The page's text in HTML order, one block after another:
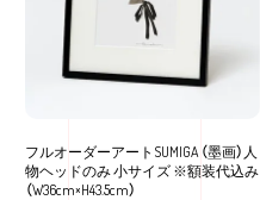
フルオーダーアートSUMIGA （墨画）人
物ヘッドのみ 小サイズ ※額装代込み
（W36cm×H43.5cm）